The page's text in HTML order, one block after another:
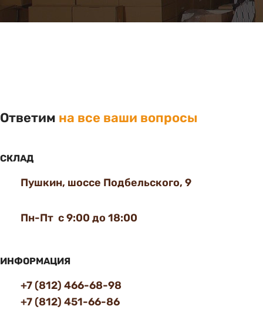
Ответим на все ваши вопросы
СКЛАД
Пушкин, шоссе Подбельского, 9
Пн-Пт с 9:00 до 18:00
ИНФОРМАЦИЯ
+7 (812) 466-68-98
+7 (812) 451-66-86